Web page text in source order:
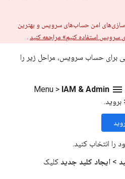
امن حساب‌های سرویس و بهترین
استفاده کنیم» مراجعه کنید
برای حساب سرویس، مراحل زیر را
menu
> IAM & Admin
بروید.
انتخاب کنید.
> ایجاد کلید جدید کلیک